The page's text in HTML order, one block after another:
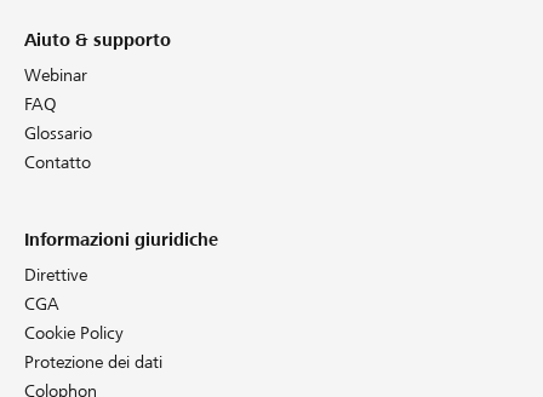
Aiuto & supporto
Webinar
FAQ
Glossario
Contatto
Informazioni giuridiche
Direttive
CGA
Cookie Policy
Protezione dei dati
Colophon